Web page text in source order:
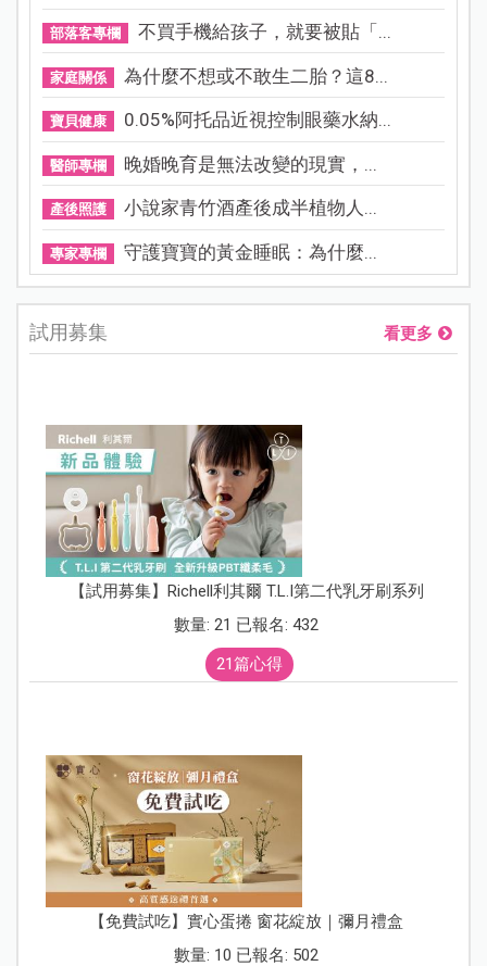
部落客專欄 不買手機給孩子，就要被貼「...
家庭關係 為什麼不想或不敢生二胎？這8...
寶貝健康 0.05%阿托品近視控制眼藥水納...
醫師專欄 晚婚晚育是無法改變的現實，...
產後照護 小說家青竹酒產後成半植物人...
專家專欄 守護寶寶的黃金睡眠：為什麼...
試用募集 看更多
【試用募集】Richell利其爾 T.L.I第二代乳牙刷系列
數量: 21 已報名: 432
21篇心得
【免費試吃】實心蛋捲 窗花綻放｜彌月禮盒
數量: 10 已報名: 502